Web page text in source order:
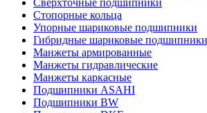
Сверхточные подшипники
Стопорные кольца
Упорные шариковые подшипники
Гибридные шариковые подшипники
Манжеты армированные
Манжеты гидравлические
Манжеты каркасные
Подшипники ASAHI
Подшипники BW